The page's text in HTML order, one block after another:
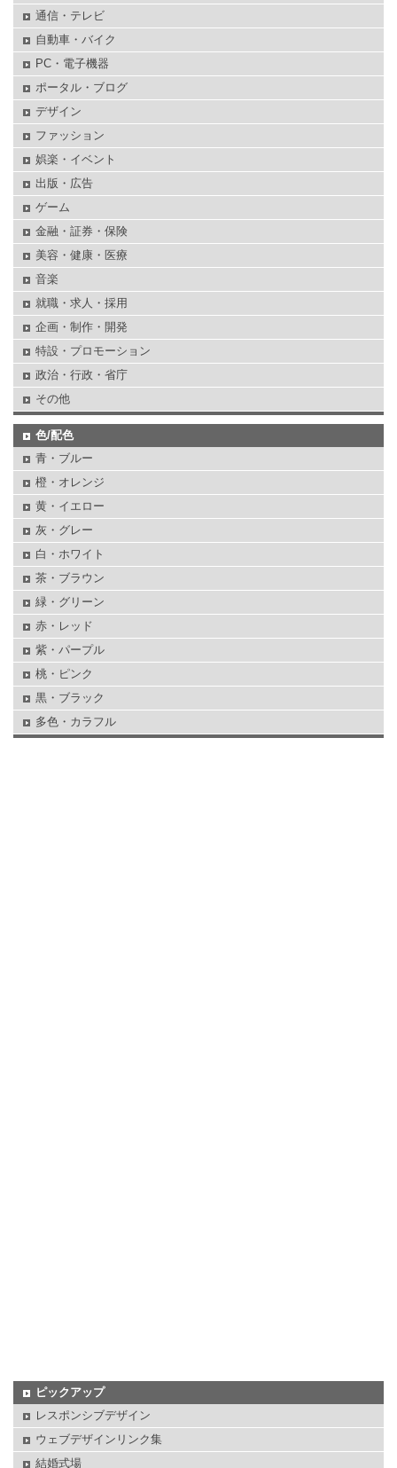
通信・テレビ
自動車・バイク
PC・電子機器
ポータル・ブログ
デザイン
ファッション
娯楽・イベント
出版・広告
ゲーム
金融・証券・保険
美容・健康・医療
音楽
就職・求人・採用
企画・制作・開発
特設・プロモーション
政治・行政・省庁
その他
色/配色
青・ブルー
橙・オレンジ
黄・イエロー
灰・グレー
白・ホワイト
茶・ブラウン
緑・グリーン
赤・レッド
紫・パープル
桃・ピンク
黒・ブラック
多色・カラフル
ピックアップ
レスポンシブデザイン
ウェブデザインリンク集
結婚式場